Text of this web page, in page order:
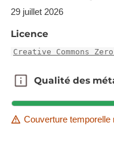
données LUSTAT
29 juillet 2026
Licence
Creative Commons
Qualité des
Qualité des
Couverture temporelle